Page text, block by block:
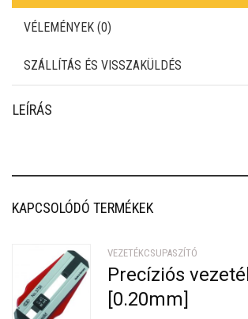
VÉLEMÉNYEK (0)
SZÁLLÍTÁS ÉS VISSZAKÜLDÉS
LEÍRÁS
KAPCSOLÓDÓ TERMÉKEK
VEZETÉKCSUPASZÍTÓ
Precíziós
[0.20mm]